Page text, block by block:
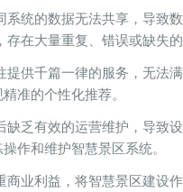
统的数据无法共享，导致
在大量重复、错误或缺失
供千篇一律的服务，无法
准的个性化推荐。
乏有效的运营维护，导致
作和维护智慧景区系统。
商业利益，将智慧景区建设